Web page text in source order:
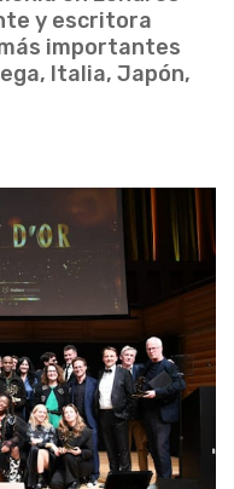
y escritora
importantes
Italia, Japón,